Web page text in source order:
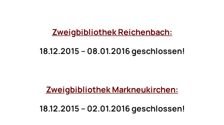
Zweigbibliothek Reichenbach:
18.12.2015 – 08.01.2016 geschlossen!
Zweigbibliothek Markneukirchen:
18.12.2015 – 02.01.2016 geschlossen!